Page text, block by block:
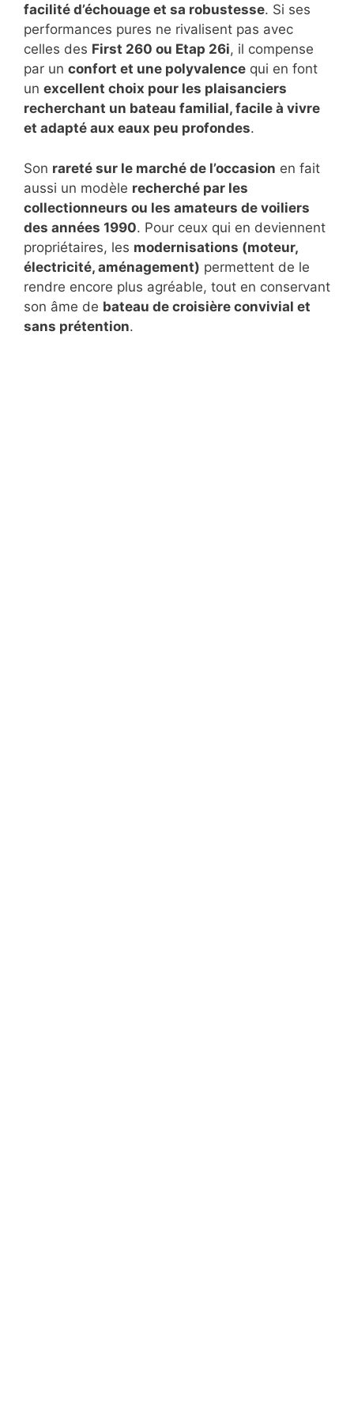
facilité d’échouage et sa robustesse. Si ses
performances pures ne rivalisent pas avec
celles des First 260 ou Etap 26i, il compense
par un confort et une polyvalence qui en font
un excellent choix pour les plaisanciers
recherchant un bateau familial, facile à vivre
et adapté aux eaux peu profondes.
Son rareté sur le marché de l’occasion en fait
aussi un modèle recherché par les
collectionneurs ou les amateurs de voiliers
des années 1990. Pour ceux qui en deviennent
propriétaires, les modernisations (moteur,
électricité, aménagement) permettent de le
rendre encore plus agréable, tout en conservant
son âme de bateau de croisière convivial et
sans prétention.